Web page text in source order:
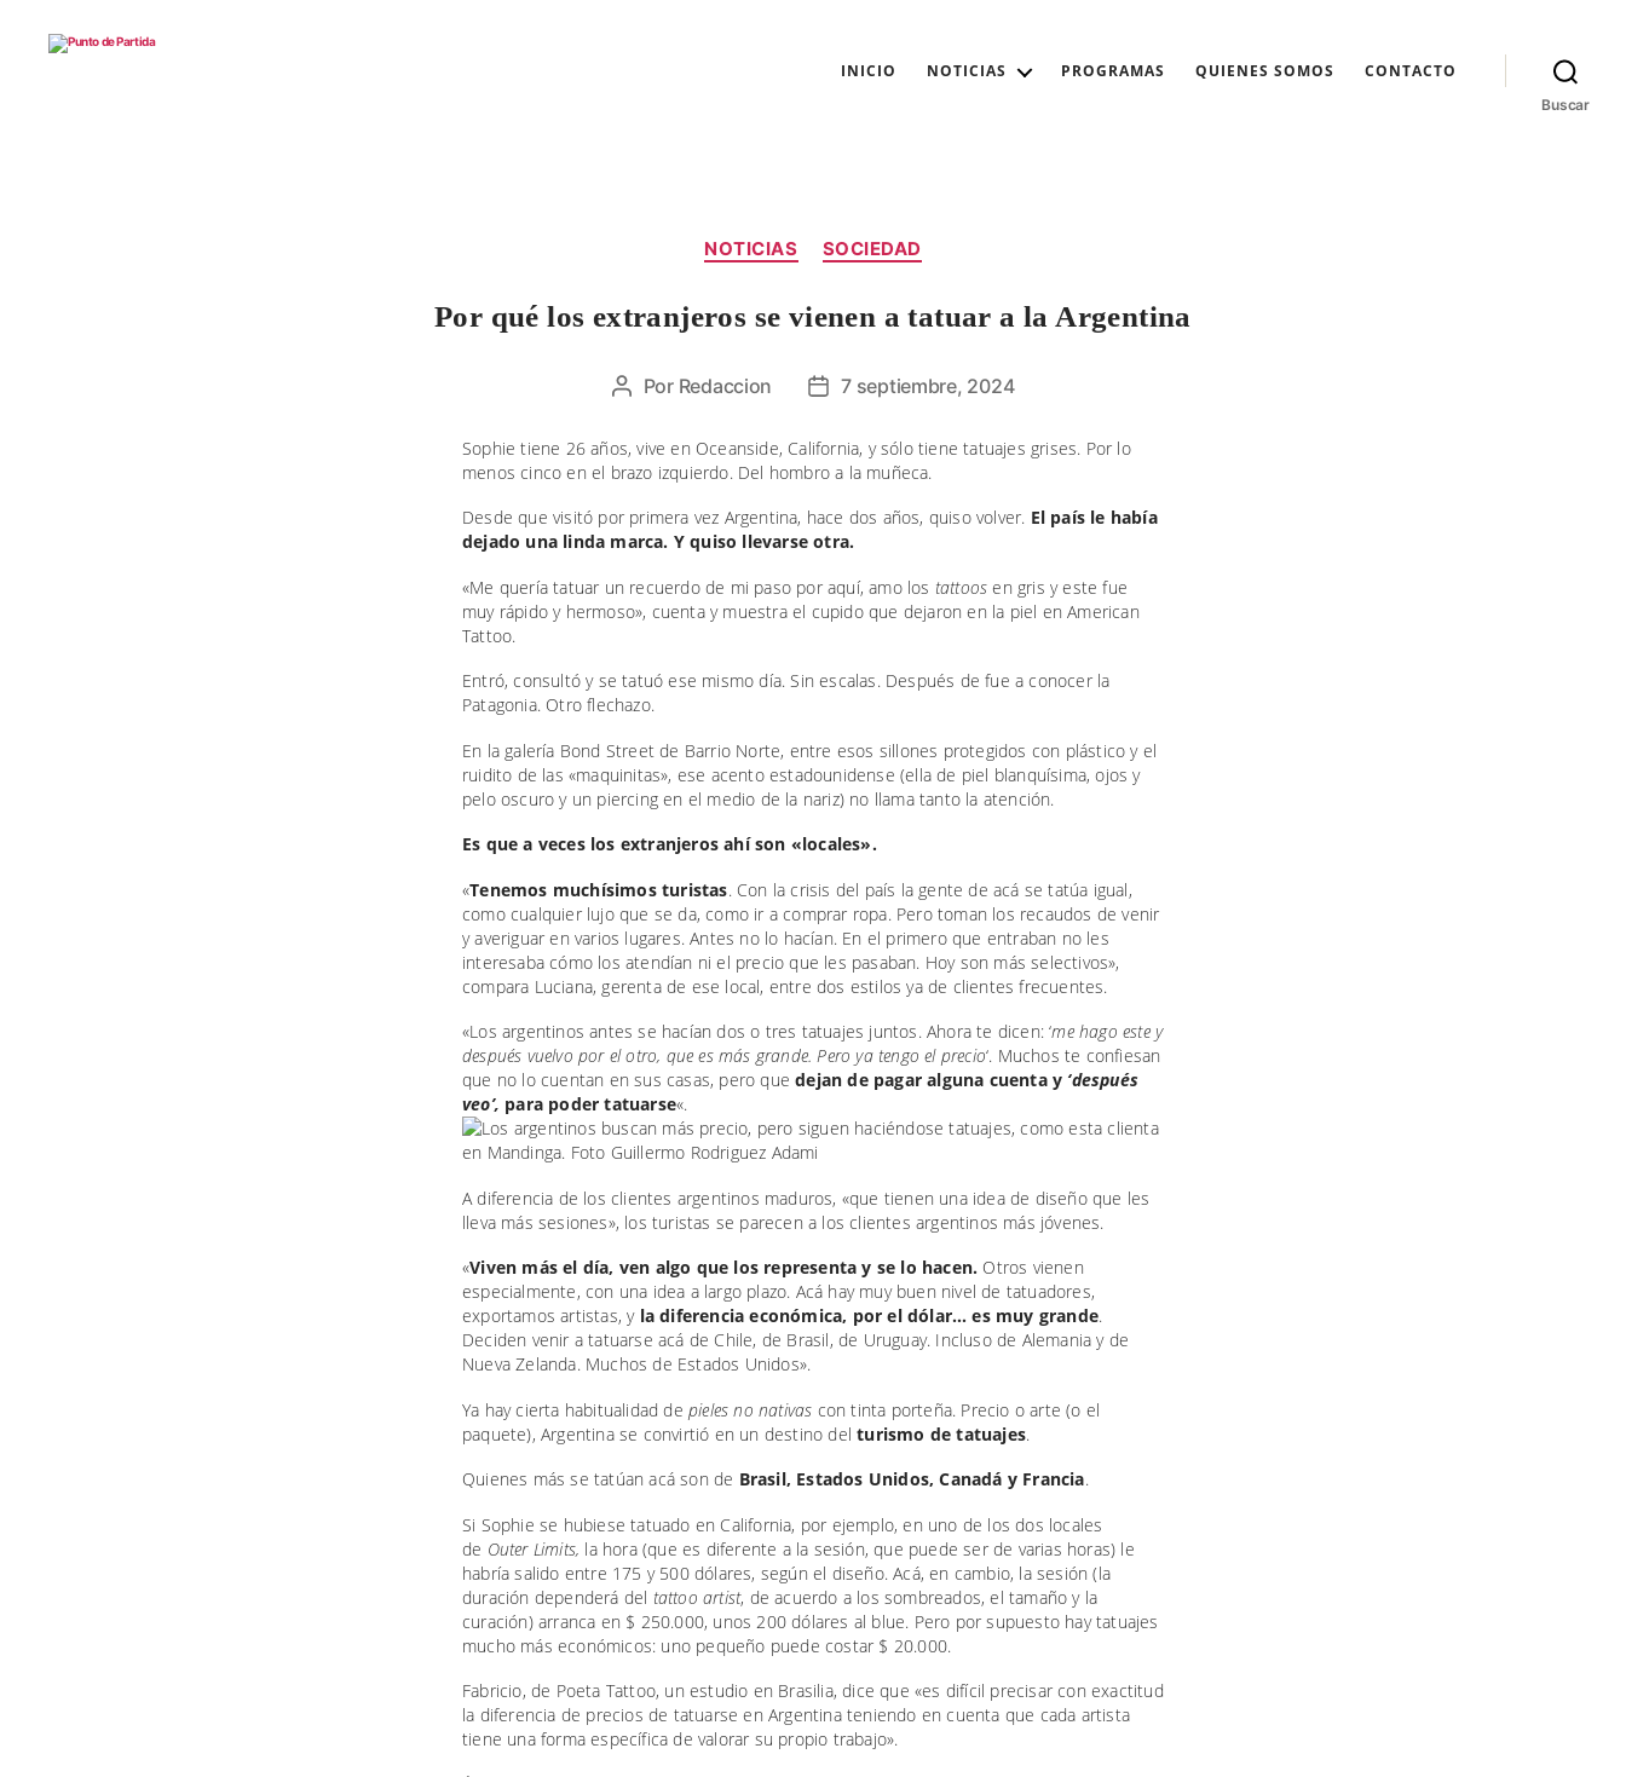
INICIO NOTICIAS PROGRAMAS QUIENES SOMOS CONTACTO
Buscar
NOTICIAS SOCIEDAD
Por qué los extranjeros se vienen a tatuar a la Argentina
Autor
la
entrada
Por Redaccion
Fecha
la
entrada
7 septiembre, 2024
Sophie tiene 26 años, vive en Oceanside, California, y sólo tiene tatuajes grises. Por lo
menos cinco en el brazo izquierdo. Del hombro a la muñeca.
Desde que visitó por primera vez Argentina, hace dos años, quiso volver. El país le había
dejado una linda marca. Y quiso llevarse otra.
«Me quería tatuar un recuerdo de mi paso por aquí, amo los tattoosen gris y este fue
muy rápido y hermoso», cuenta y muestra el cupido que dejaron en la piel en American
Tattoo.
Entró, consultó y se tatuó ese mismo día. Sin escalas. Después de fue a conocer la
Patagonia. Otro flechazo.
En la galería Bond Street de Barrio Norte, entre esos sillones protegidos con plástico y el
ruidito de las «maquinitas», ese acento estadounidense (ella de piel blanquísima, ojos y
pelo oscuro y un piercing en el medio de la nariz) no llama tanto la atención.
Es que a veces los extranjeros ahí son «locales».
«Tenemos muchísimos turistas. Con la crisis del país la gente de acá se tatúa igual,
como cualquier lujo que se da, como ir a comprar ropa. Pero toman los recaudos de venir
y averiguar en varios lugares. Antes no lo hacían. En el primero que entraban no les
interesaba cómo los atendían ni el precio que les pasaban. Hoy son más selectivos»,
compara Luciana, gerenta de ese local, entre dos estilos ya de clientes frecuentes.
«Los argentinos antes se hacían dos o tres tatuajes juntos. Ahora te dicen: ‘me hago este y
después vuelvo por el otro, que es más grande. Pero ya tengo el precio‘. Muchos te confiesan
que no lo cuentan en sus casas, pero quedejan de pagar alguna cuenta y ‘después
veo’, para poder tatuarse«.
A diferencia de los clientes argentinos maduros, «que tienen una idea de diseño que les
lleva más sesiones», los turistas se parecen a los clientes argentinos más jóvenes.
«Viven más el día, ven algo que los representa y se lo hacen. Otros vienen
especialmente, con una idea a largo plazo. Acá hay muy buen nivel de tatuadores,
exportamos artistas, yla diferencia económica, por el dólar… es muy grande.
Deciden venir a tatuarse acá de Chile, de Brasil, de Uruguay. Incluso de Alemania y de
Nueva Zelanda. Muchos de Estados Unidos».
Ya hay cierta habitualidad de pieles no nativas con tinta porteña. Precio o arte (o el
paquete), Argentina se convirtió en un destino delturismo de tatuajes.
Quienes más se tatúan acá son de Brasil, Estados Unidos, Canadá y Francia.
Si Sophie se hubiese tatuado en California, por ejemplo, en uno de los dos locales
de Outer Limits, la hora (que es diferente a la sesión, que puede ser de varias horas) le
habría salido entre 175 y 500 dólares, según el diseño. Acá, en cambio, la sesión (la
duración dependerá del tattoo artist, de acuerdo a los sombreados, el tamaño y la
curación) arranca en $ 250.000, unos 200 dólares al blue. Pero por supuesto hay tatuajes
mucho más económicos: uno pequeño puede costar $ 20.000.
Fabricio, de Poeta Tattoo, un estudio en Brasilia, dice que «es difícil precisar con exactitud
la diferencia de precios de tatuarse en Argentina teniendo en cuenta que cada artista
tiene una forma específica de valorar su propio trabajo».